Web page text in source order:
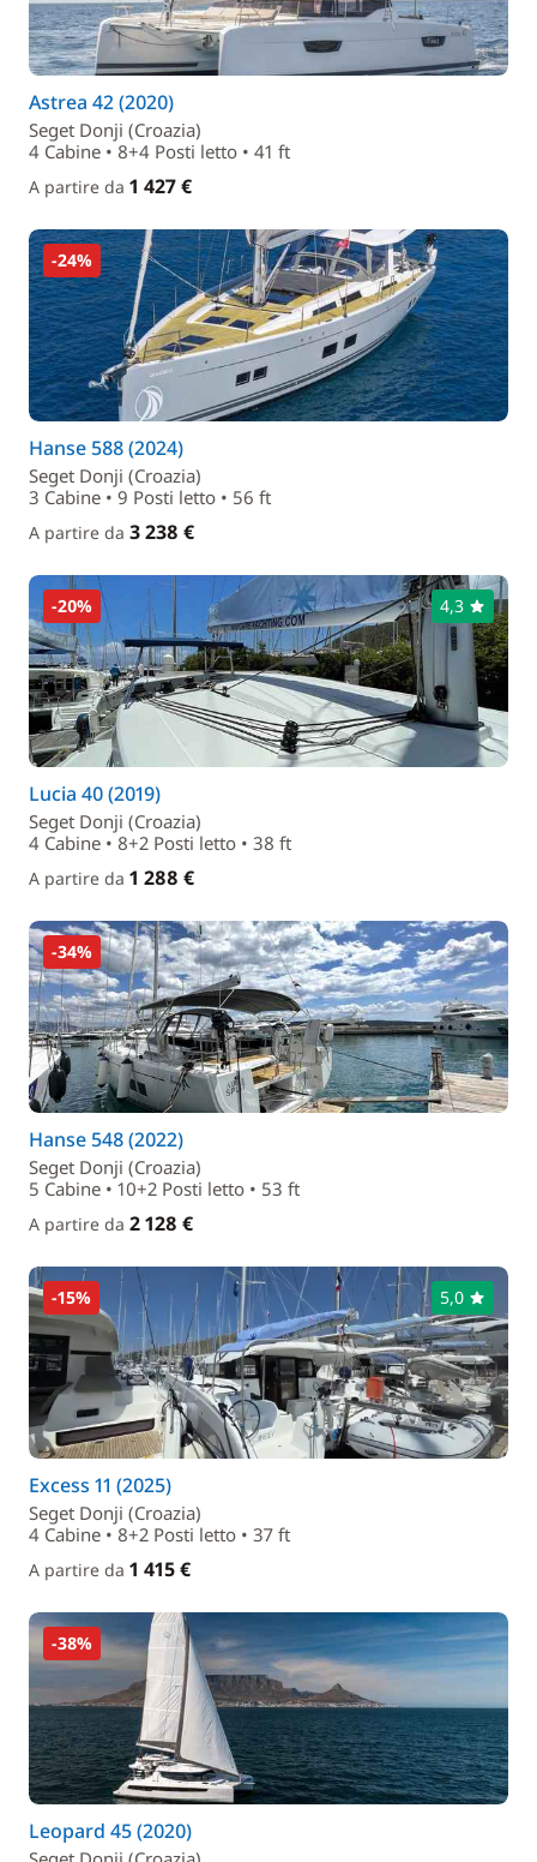
Astrea 42 (2020)
Seget Donji (Croazia)
4 Cabine • 8+4 Posti letto • 41 ft
A partire da 1 427 €
-24%
Hanse 588 (2024)
Seget Donji (Croazia)
3 Cabine • 9 Posti letto • 56 ft
A partire da 3 238 €
-20% 4,3
Lucia 40 (2019)
Seget Donji (Croazia)
4 Cabine • 8+2 Posti letto • 38 ft
A partire da 1 288 €
-34%
Hanse 548 (2022)
Seget Donji (Croazia)
5 Cabine • 10+2 Posti letto • 53 ft
A partire da 2 128 €
-15% 5,0
Excess 11 (2025)
Seget Donji (Croazia)
4 Cabine • 8+2 Posti letto • 37 ft
A partire da 1 415 €
-38%
Leopard 45 (2020)